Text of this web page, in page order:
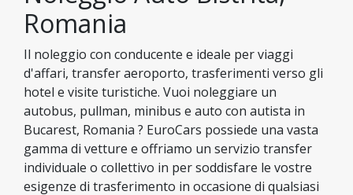
Romania
Il noleggio con conducente e ideale per viaggi
d'affari, transfer aeroporto, trasferimenti verso gli
hotel e visite turistiche. Vuoi noleggiare un
autobus, pullman, minibus e auto con autista in
Bucarest, Romania ? EuroCars possiede una vasta
gamma di vetture e offriamo un servizio transfer
individuale o collettivo in per soddisfare le vostre
esigenze di trasferimento in occasione di qualsiasi